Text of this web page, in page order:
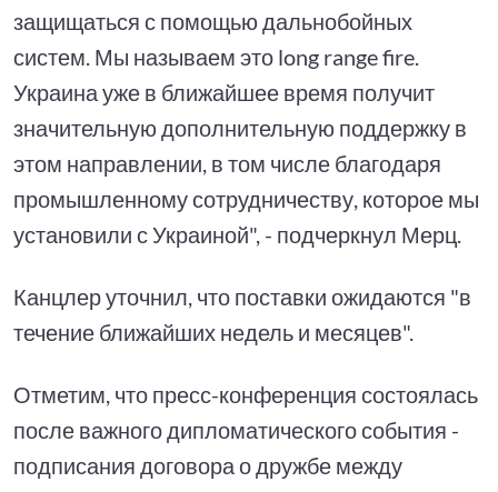
защищаться с помощью дальнобойных
систем. Мы называем это long range fire.
Украина уже в ближайшее время получит
значительную дополнительную поддержку в
этом направлении, в том числе благодаря
промышленному сотрудничеству, которое мы
установили с Украиной", - подчеркнул Мерц.
Канцлер уточнил, что поставки ожидаются "в
течение ближайших недель и месяцев".
Отметим, что пресс-конференция состоялась
после важного дипломатического события -
подписания договора о дружбе между